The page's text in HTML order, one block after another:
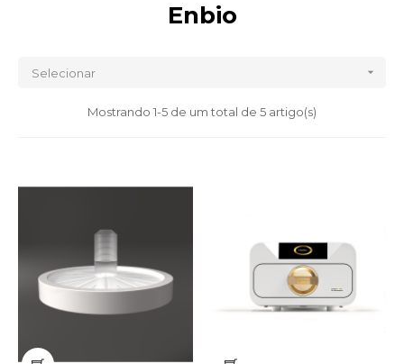
Enbio
Selecionar 
Mostrando 1-5 de um total de 5 artigo(s)